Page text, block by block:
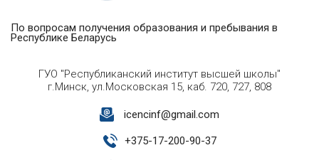
По вопросам получения образования и пребывания в
Республике Беларусь
ГУО "Республиканский институт высшей школы"
г.Минск, ул.Московская 15, каб. 720, 727, 808
icencinf@gmail.com
+375-17-200-90-37